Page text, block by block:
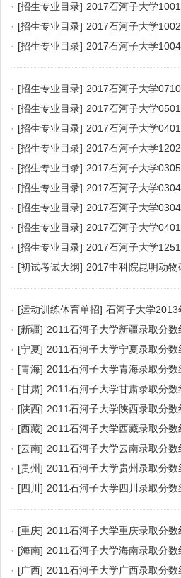
· [招生专业目录] 2017石河子大学
· [招生专业目录] 2017石河子大学
· [招生专业目录] 2017石河子大学
· [招生专业目录] 2017石河子大学
· [招生专业目录] 2017石河子大学
· [招生专业目录] 2017石河子大学
· [招生专业目录] 2017石河子大学
· [招生专业目录] 2017石河子大学
· [招生专业目录] 2017石河子大学
· [招生专业目录] 2017石河子大学
· [招生专业目录] 2017石河子大学
· [招生专业目录] 2017石河子大学
· [初试考试大纲] 2017中科院昆明动
· [运动训练体育单招] 石河子大学
· [新疆] 2011石河子大学新疆录取分数
· [宁夏] 2011石河子大学宁夏录取分数
· [青海] 2011石河子大学青海录取分数
· [甘肃] 2011石河子大学甘肃录取分数
· [陕西] 2011石河子大学陕西录取分数
· [西藏] 2011石河子大学西藏录取分数
· [云南] 2011石河子大学云南录取分数
· [贵州] 2011石河子大学贵州录取分数
· [四川] 2011石河子大学四川录取分数
· [重庆] 2011石河子大学重庆录取分数
· [海南] 2011石河子大学海南录取分数
· [广西] 2011石河子大学广西录取分数